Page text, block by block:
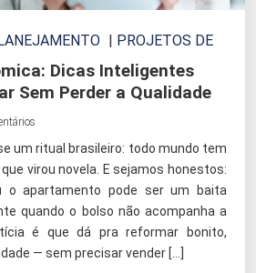
PROJETOS DE
Dicas Inteligentes
Sem Perder a Qualidade
um ritual brasileiro: todo mundo tem
virou novela. E sejamos honestos:
o apartamento pode ser um baita
quando o bolso não acompanha a
é que dá pra reformar bonito,
— sem precisar vender […]